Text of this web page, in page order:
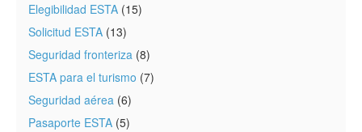
Elegibilidad ESTA (15)
Solicitud ESTA (13)
Seguridad fronteriza (8)
ESTA para el turismo (7)
Seguridad aérea (6)
Pasaporte ESTA (5)